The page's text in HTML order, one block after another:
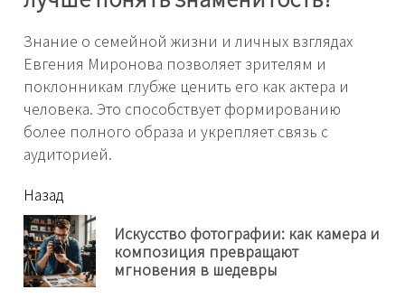
Знание о семейной жизни и личных взглядах
Евгения Миронова позволяет зрителям и
поклонникам глубже ценить его как актера и
человека. Это способствует формированию
более полного образа и укрепляет связь с
аудиторией.
читать
еще
Назад
Искусство фотографии: как камера и
композиция превращают
мгновения в шедевры